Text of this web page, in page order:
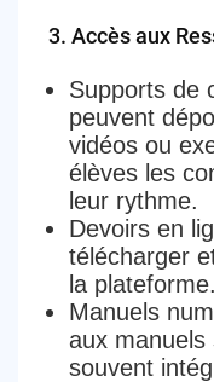
3. Accès aux
Supports de
peuvent
vidéos ou
élèves les
leur rythme.
Devoirs en
télécharger
la plateforme.
Manuels
aux manuels
souvent